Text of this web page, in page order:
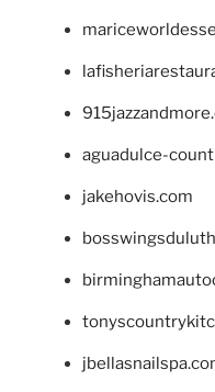
aguadulce-
jakehovis.com